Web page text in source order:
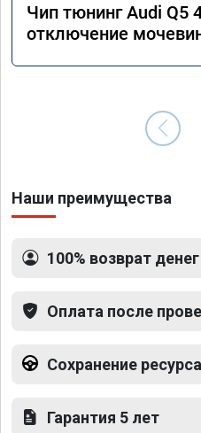
Чип тюнинг Audi Q5
отключение
Наши преимущества
100% возврат денег
Оплата после
Сохранение ресурса
Гарантия 5 лет